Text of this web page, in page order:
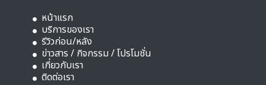
หน้าแรก
บริการของเรา
รีวิวก่อน/หลัง
ข่าวสาร / กิจกรรม / โปรโมชั่น
เกี่ยวกับเรา
ติดต่อเรา